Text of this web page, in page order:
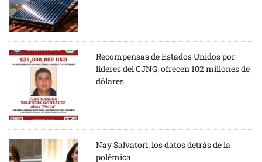
Recompensas de Estados Unidos por
líderes del CJNG: ofrecen 102 millones de
dólares
Nay Salvatori: los datos detrás de la
polémica